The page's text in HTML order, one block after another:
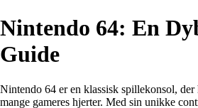
Nintendo 64: En
Guide
Nintendo 64 er en klassisk spillekonsol,
mange gameres hjerter. Med sin unikke